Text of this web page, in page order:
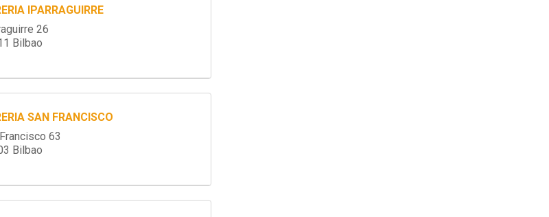
IPARRAGUIRRE
26
Bilbao
SAN FRANCISCO
63
Bilbao